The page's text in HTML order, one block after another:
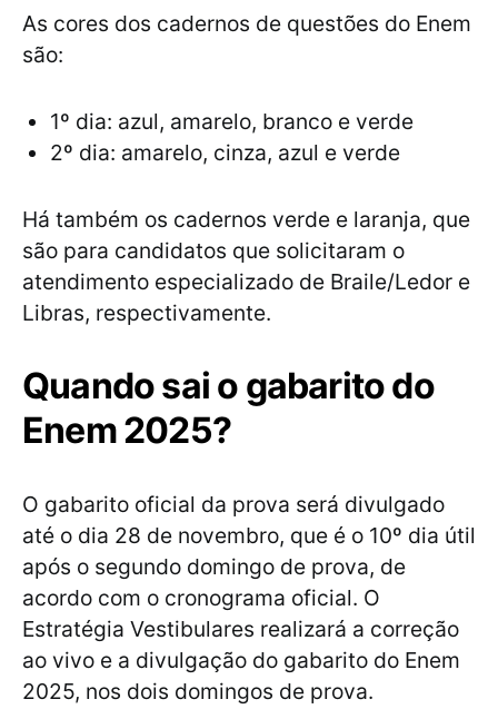
As cores dos cadernos de questões do Enem
são:
1º dia: azul, amarelo, branco e verde
2º dia: amarelo, cinza, azul e verde
Há também os cadernos verde e laranja, que
são para candidatos que solicitaram o
atendimento especializado de Braile/Ledor e
Libras, respectivamente.
Quando sai o gabarito do
Enem 2025?
O gabarito oficial da prova será divulgado
até o dia 28 de novembro, que é o 10º dia útil
após o segundo domingo de prova, de
acordo com o cronograma oficial. O
Estratégia Vestibulares realizará a correção
ao vivo e a divulgação do gabarito do Enem
2025, nos dois domingos de prova.